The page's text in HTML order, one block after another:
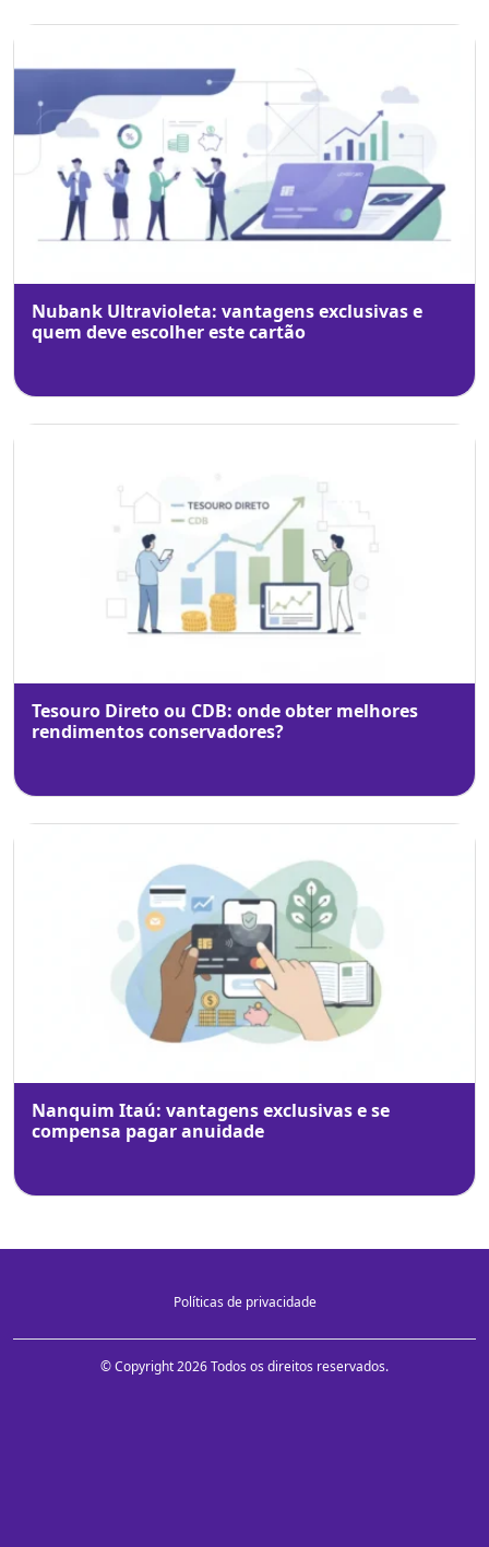
Nubank Ultravioleta: vantagens exclusivas e
quem deve escolher este cartão
Tesouro Direto ou CDB: onde obter melhores
rendimentos conservadores?
Nanquim Itaú: vantagens exclusivas e se
compensa pagar anuidade
Políticas de privacidade
© Copyright 2026 Todos os direitos reservados.